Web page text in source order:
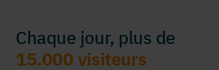
Chaque jour, plus de
15.000 visiteurs